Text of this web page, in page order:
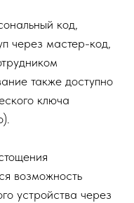
код,
через мастер-код,
также доступно
ключа
возможность
устройства через